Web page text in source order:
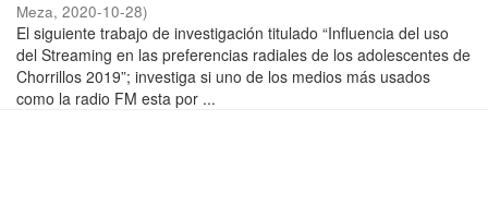
Meza, 2020-10-28)
El siguiente trabajo de investigación titulado “Influencia del uso
del Streaming en las preferencias radiales de los adolescentes de
Chorrillos 2019”; investiga si uno de los medios más usados
como la radio FM esta por ...